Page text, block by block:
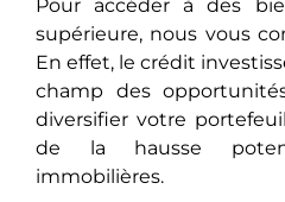
Pour accéder à des
supérieure, nous vous
En effet, le crédit
champ des
diversifier votre
de la hausse
immobilières.